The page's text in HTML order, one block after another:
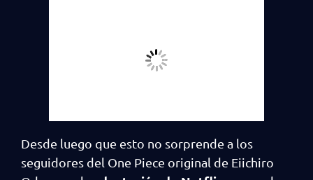
Desde luego que esto no sorprende a los
seguidores del One Piece original de Eiichiro